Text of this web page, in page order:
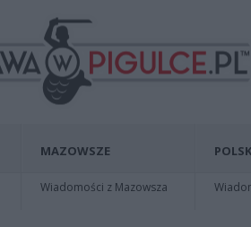
MAZOWSZE
Wiadomości z Mazowsza